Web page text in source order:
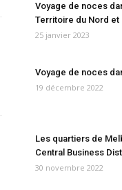
Voyage de noces
Territoire du Nord et
25 janvier 2023
Voyage de noces
19 décembre 2022
Les quartiers de
Central Business
30 novembre 2022